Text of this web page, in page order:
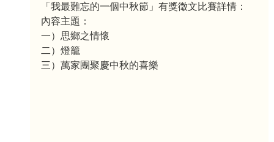
「我最難忘的一個中秋節」有獎徵文比賽詳情：
內容主題：
一）思鄉之情懷
二）燈籠
三）萬家團聚慶中秋的喜樂